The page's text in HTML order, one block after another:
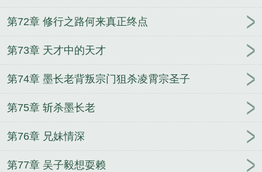
第72章 修行之路何来真正终点
第73章 天才中的天才
第74章 墨长老背叛宗门狙杀凌霄宗圣子
第75章 斩杀墨长老
第76章 兄妹情深
第77章 吴子毅想耍赖